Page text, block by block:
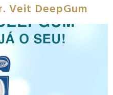
Veit DeepGum